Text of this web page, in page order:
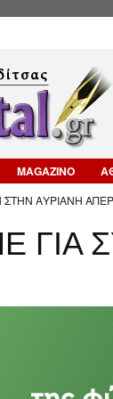
MAGAZINO
ΑΥΡΙΑΝΗ
ΓΙΑ